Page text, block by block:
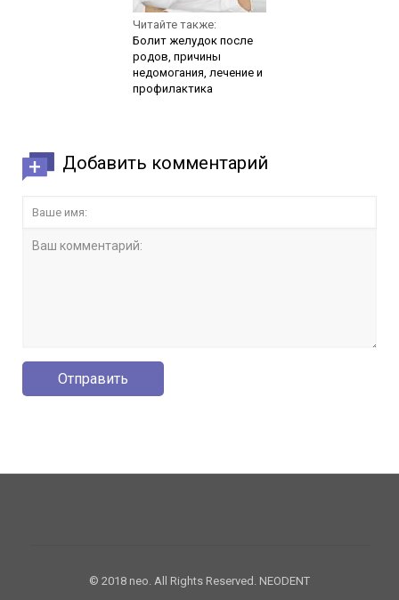
Читайте также:
Болит желудок после
родов, причины
недомогания, лечение и
профилактика
Добавить комментарий
© 2018 neo. All Rights Reserved. NEODENT